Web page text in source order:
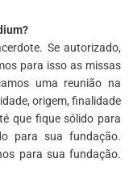
Se autorizado,
para isso as missas
uma reunião na
origem, finalidade
que fique sólido para
para sua fundação.
para sua fundação.